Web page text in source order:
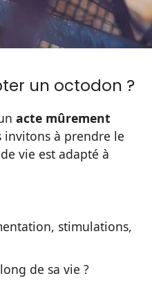
un octodon ?
acte mûrement
invitons à prendre le
vie est adapté à
stimulations,
de sa vie ?